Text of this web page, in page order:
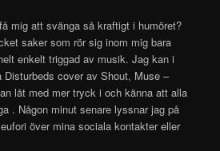
mig att svänga så kraftigt i humöret?
saker som rör sig inom mig bara
enkelt triggad av musik. Jag kan i
Disturbeds cover av Shout, Muse –
låt med mer tryck i och känna att alla
. Någon minut senare lyssnar jag på
över mina sociala kontakter eller